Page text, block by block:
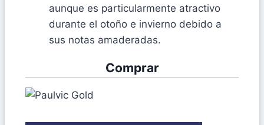
aunque es particularmente atractivo
durante el otoño e invierno debido a
sus notas amaderadas.
Comprar